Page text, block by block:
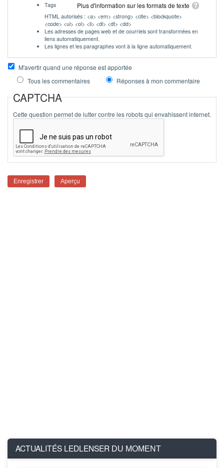
Plus d'information sur les formats de texte
Tags
HTML autorisés : <a> <em> <strong> <cite> <blockquote>
<code> <ul> <ol> <li> <dl> <dt> <dd>
Les adresses de pages web et de courriels sont transformées en
liens automatiquement.
Les lignes et les paragraphes vont à la ligne automatiquement.
M'avertir quand une réponse est apportée
Tous les commentaires
Réponses à mon commentaire
CAPTCHA
Cette question permet de lutter contre les robots qui envahissent internet.
ACTUALITÉS LEDLENSER DU MOMENT